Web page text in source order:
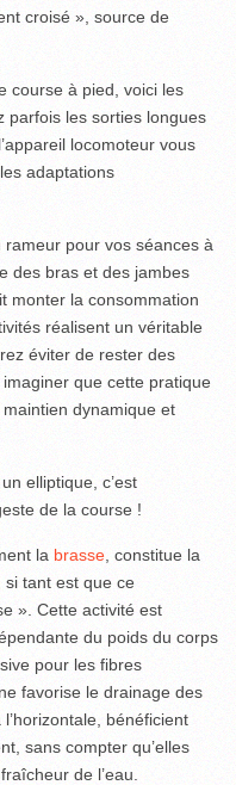
croisé », source de
course à pied, voici les
parfois les sorties longues
locomoteur vous
adaptations
rameur pour vos séances à
des bras et des jambes
monter la consommation
réalisent un véritable
éviter de rester des
que cette pratique
dynamique et
elliptique, c’est
de la course !
la brasse , constitue la
tant est que ce
». Cette activité est
du poids du corps
pour les fibres
favorise le drainage des
bénéficient
sans compter qu’elles
de l’eau.